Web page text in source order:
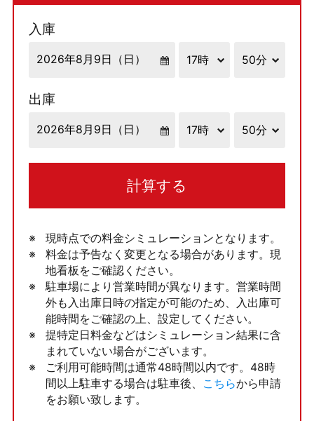
入庫
出庫
計算する
現時点での料金シミュレーションとなります。
料金は予告なく変更となる場合があります。現
地看板をご確認ください。
駐車場により営業時間が異なります。営業時間
外も入出庫日時の指定が可能のため、入出庫可
能時間をご確認の上、設定してください。
提特定日料金などはシミュレーション結果に含
まれていない場合がございます。
ご利用可能時間は通常48時間以内です。48時
間以上駐車する場合は駐車後、
こちらから申請
をお願い致します。